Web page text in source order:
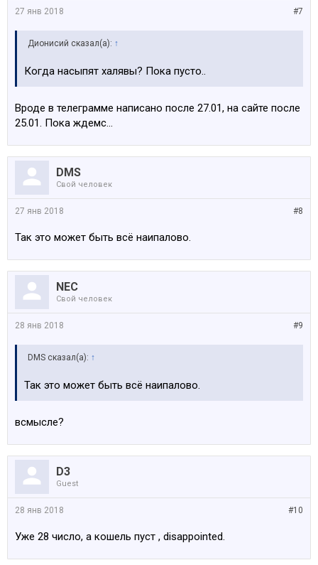
#7
27 янв 2018
Дионисий сказал(а): ↑
Когда насыпят халявы? Пока пусто..
Вроде в телеграмме написано после 27.01, на сайте после
25.01. Пока ждемс...
DMS
Свой человек
#8
27 янв 2018
Так это может быть всё наипалово.
NEC
Свой человек
#9
28 янв 2018
DMS сказал(а): ↑
Так это может быть всё наипалово.
всмысле?
D3
Guest
#10
28 янв 2018
Уже 28 число, а кошель пуст , disappointed.